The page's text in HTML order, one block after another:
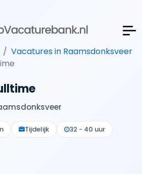
Vacatures in Raamsdonksveer
Tijdelijk
32 - 40 uur